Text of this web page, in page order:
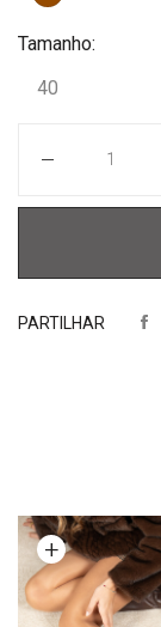
Tamanho:
40
PARTILHAR
opções